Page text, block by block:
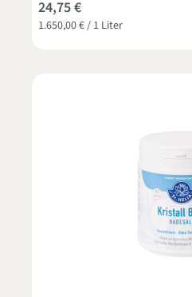
1.650,00 € / 1 Liter
24,75 €